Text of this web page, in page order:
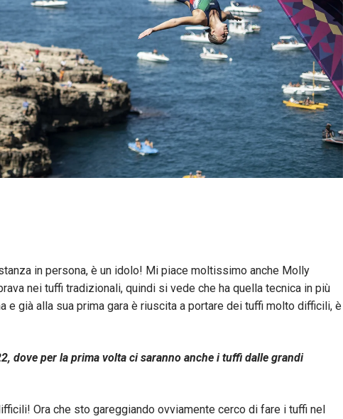
in persona, è un idolo! Mi piace moltissimo anche Molly
nei tuffi tradizionali, quindi si vede che ha quella tecnica in più
e già alla sua prima gara è riuscita a portare dei tuffi molto difficili, è
dove per la prima volta ci saranno anche i tuffi dalle grandi
Ora che sto gareggiando ovviamente cerco di fare i tuffi nel